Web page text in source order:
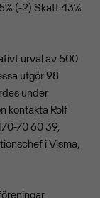
(-2) Skatt 43%
urval av 500
utgör 98
under
kontakta Rolf
70 60 39,
i Visma,